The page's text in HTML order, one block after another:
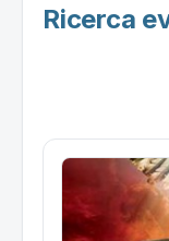
Ricerca